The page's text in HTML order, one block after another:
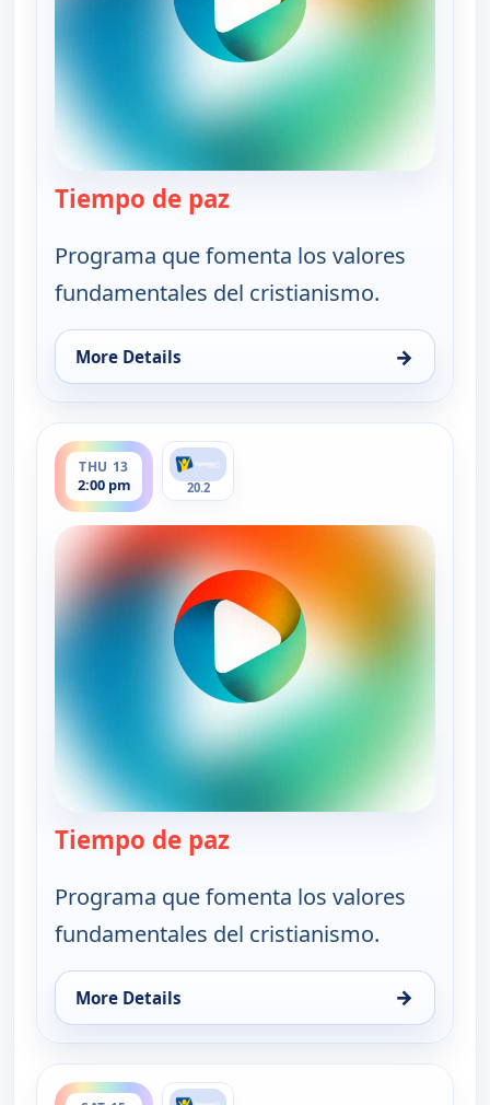
Tiempo de paz
Programa que fomenta los valores
fundamentales del cristianismo.
More Details →
for Tiempo de paz, Wed 12, 12:00 am
THU 13
2:00 pm
ends 2:30 pm
20.2
Tiempo de paz
Programa que fomenta los valores
fundamentales del cristianismo.
More Details →
for Tiempo de paz, Thu 13, 2:00 pm
ends 8:00 am